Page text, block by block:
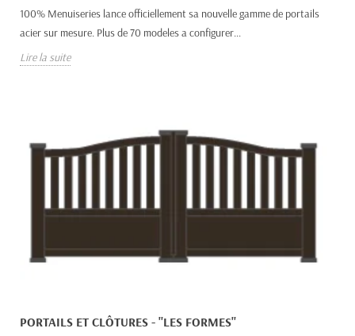
100% Menuiseries lance officiellement sa nouvelle gamme de portails
acier sur mesure. Plus de 70 modeles a configurer...
Lire la suite
PORTAILS ET CLÔTURES - "LES FORMES"